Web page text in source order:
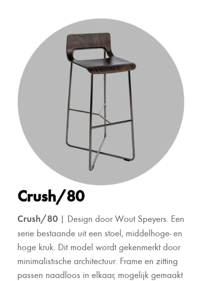
Crush/80
Crush/80 | Design door Wout Speyers. Een
serie bestaande uit een stoel, middelhoge- en
hoge kruk. Dit model wordt gekenmerkt door
minimalistische architectuur. Frame en zitting
passen naadloos in elkaar, mogelijk gemaakt